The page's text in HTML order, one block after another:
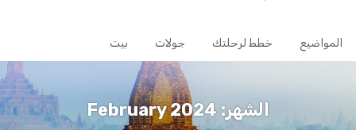
بيت جولات خطط لرحلتك المواضيع
الشهر:February 2024